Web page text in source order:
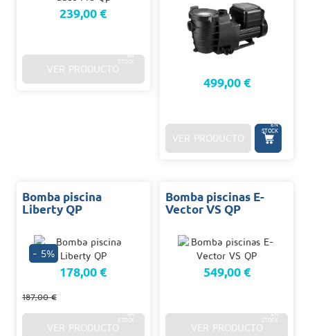
239,00 €
EN
STOCK
VER PRODUCTO
499,00 €
EN
STOCK
VER PRODUCTO
Bomba piscina
Liberty QP
- 5%
178,00 €
187,00 €
EN
STOCK
VER PRODUCTO
Bomba piscinas E-
Vector VS QP
549,00 €
EN
STOCK
VER PRODUCTO